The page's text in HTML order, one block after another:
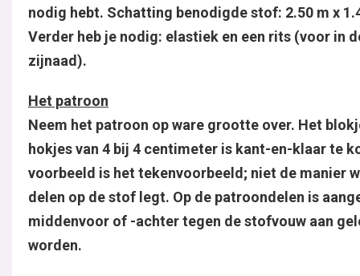
nodig hebt. Schatting benodigde stof: 2.50 m x
Verder heb je nodig: elastiek en een rits (voor in
zijnaad).
Het patroon
Neem het patroon op ware grootte over. Het
hokjes van 4 bij 4 centimeter is kant-en-klaar te
voorbeeld is het tekenvoorbeeld; niet de manier
delen op de stof legt. Op de patroondelen is
middenvoor of -achter tegen de stofvouw aan
worden.